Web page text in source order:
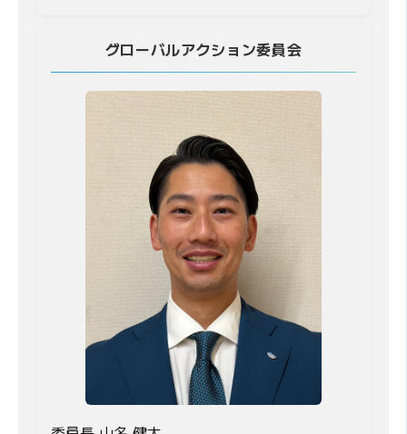
グローバルアクション委員会